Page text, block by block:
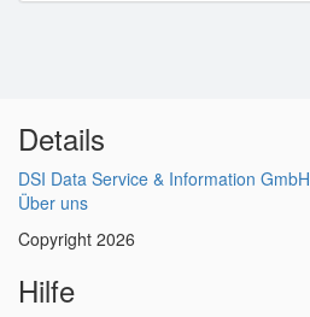
Details
DSI Data Service & Information GmbH
Über uns
Copyright 2026
Hilfe